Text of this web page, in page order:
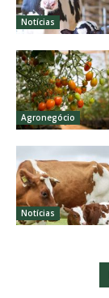
Notícias
Agronegócio
Notícias